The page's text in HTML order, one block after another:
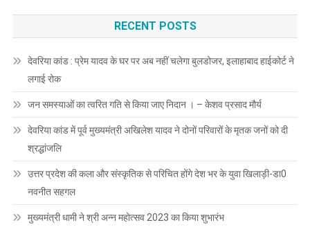
RECENT POSTS
देवरिया कांड : प्रेम यादव के घर पर अब नहीं चलेगा बुलडोजर, इलाहाबाद हाईकोर्ट ने
लगाई रोक
जन समस्याओं का त्वरित गति से किया जाए निदान । – केशव प्रसाद मौर्य
देवरिया कांड में पूर्व मुख्यमंत्री अखिलेश यादव ने दोनों परिवारों के मृतक जनों को दी
श्रद्धांजलि
उत्तर प्रदेश की कला और संस्कृतिक से परिचित होंगे देश भर के युवा खिलाड़ी-डा0
नवनीत सहगल
मुख्यमंत्री धामी ने श्री अन्न महोत्सव 2023 का किया शुभारंभ